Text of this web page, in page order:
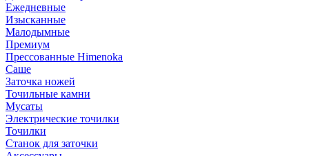
Ежедневные
Изысканные
Малодымные
Премиум
Прессованные Himenoka
Саше
Заточка ножей
Точильные камни
Мусаты
Электрические точилки
Точилки
Станок для заточки